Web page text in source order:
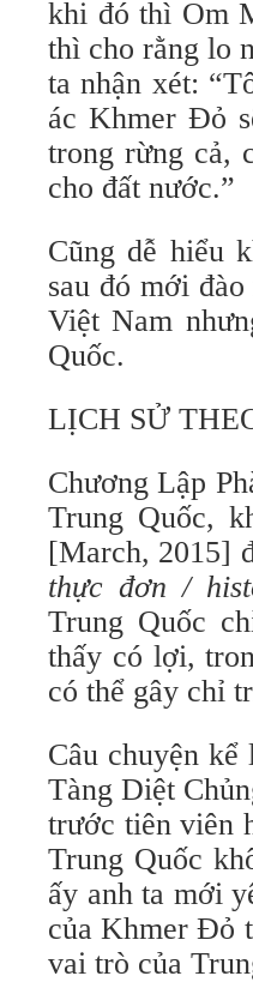
khi đó thì Om
thì cho rằng lo
ta nhận xét:
ác Khmer Đỏ
trong rừng cả,
cho đất nước.”
Cũng dễ hiểu
sau đó mới
Việt Nam
Quốc.
LỊCH SỬ
Chương Lập
Trung Quốc,
[March, 2015]
thực đơn /
Trung Quốc
thấy có lợi,
có thể gây chỉ
Câu chuyện
Tàng Diệt
trước tiên viên
Trung Quốc
ấy anh ta mới
của Khmer Đỏ
vai trò của